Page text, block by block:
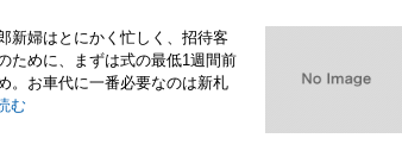
新婦はとにかく忙しく、招待客
ために、まずは式の最低1週間前
。お車代に一番必要なのは新札
む